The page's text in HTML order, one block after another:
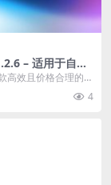
– 适用于自由
企业的客户支持
下载
高效且价格合理的客
4